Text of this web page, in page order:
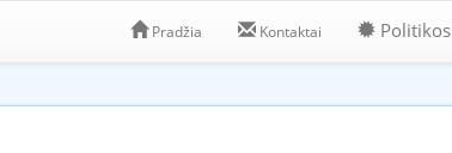
Pradžia Kontaktai Politikos